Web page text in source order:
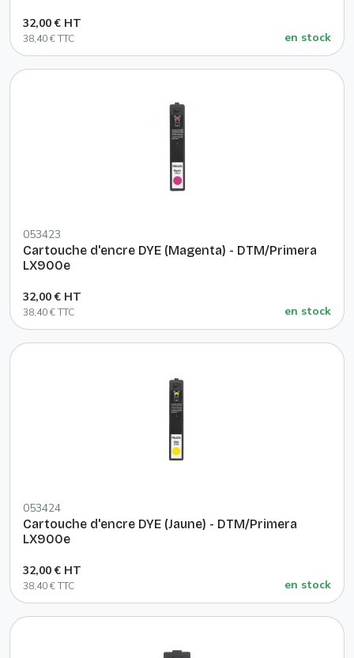
32,00 € HT
38,40 € TTC en stock
053423
Cartouche d'encre DYE (Magenta) - DTM/Primera
LX900e
32,00 € HT
38,40 € TTC en stock
053424
Cartouche d'encre DYE (Jaune) - DTM/Primera
LX900e
32,00 € HT
38,40 € TTC en stock